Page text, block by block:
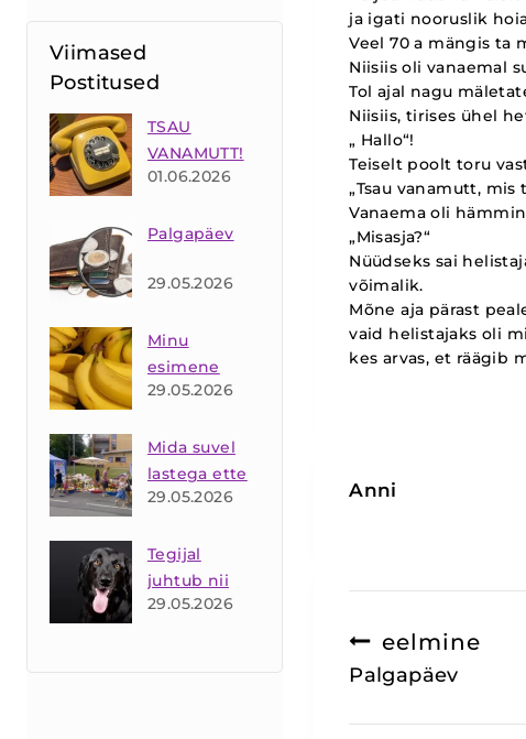
ja igati nooruslik
Veel 70 a mängis ta
Niisiis oli vanaemal
Tol ajal nagu
Niisiis, tirises ühel
„ Hallo“!
Teiselt poolt toru
„Tsau vanamutt, mis
Vanaema oli
„Misasja?“
Nüüdseks sai
võimalik.
Mõne aja pärast
vaid helistajaks oli
kes arvas, et räägib
Anni
eelmine
Palgapäev
Viimased
Postitused
TSAU
VANAMUTT!
01.06.2026
Palgapäev
29.05.2026
Minu
esimene
kaubanduslik
mida teha
kahe kasti
banaanidega
29.05.2026
Mida suvel
lastega ette
võtta? Tulge
e!
29.05.2026
Tegijal
juhtub nii
mõndagi…..
29.05.2026